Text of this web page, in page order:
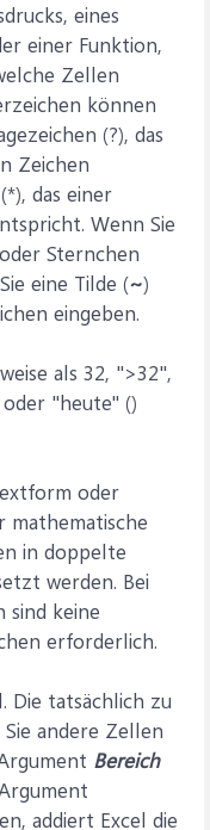
eines
einer Funktion,
Zellen
können
(?), das
Zeichen
das einer
Wenn Sie
Sternchen
eine Tilde (~)
eingeben.
als 32, ">32",
"heute" ()
oder
mathematische
in doppelte
werden. Bei
sind keine
erforderlich.
Die tatsächlich zu
andere Zellen
Bereich
addiert Excel die